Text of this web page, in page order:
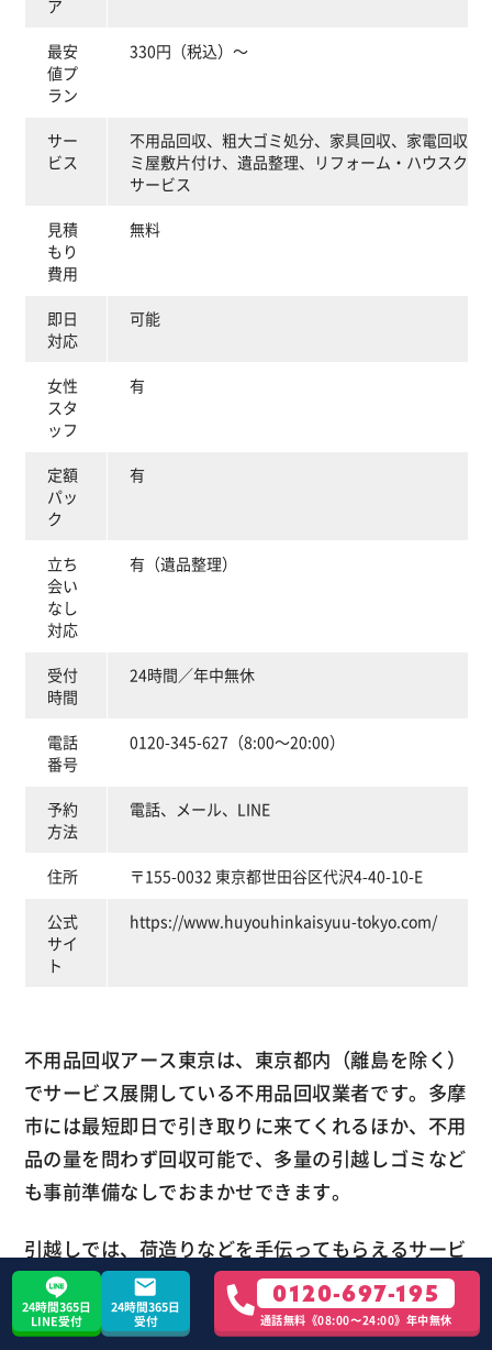
ア
最安
値プ
ラン
330円（税込）～
サー
ビス
不用品回収、粗大ゴミ処分、家具回収、家電回収
ミ屋敷片付け、遺品整理、リフォーム・ハウスク
サービス
見積
もり
費用
無料
即日
対応
可能
女性
スタ
ッフ
有
定額
パッ
ク
有
立ち
会い
なし
対応
有（遺品整理）
受付
時間
24時間／年中無休
電話
番号
0120-345-627（8:00～20:00）
予約
方法
電話、メール、LINE
住所 〒155-0032 東京都世田谷区代沢4-40-10-E
公式
サイ
ト
https://www.huyouhinkaisyuu-tokyo.com/
不用品回収アース東京は、東京都内（離島を除く）
でサービス展開している不用品回収業者です。多摩
市には最短即日で引き取りに来てくれるほか、不用
品の量を問わず回収可能で、多量の引越しゴミなど
も事前準備なしでおまかせできます。
引越しでは、荷造りなどを手伝ってもらえるサービ
スもあるため、不用品回収とあわせて検討すると便
利です。また、クレジットカードやPayPayで支払
24時間365日
LINE受付
24時間365日
受付
0120-697-195
通話無料《08:00〜24:00》年中無休